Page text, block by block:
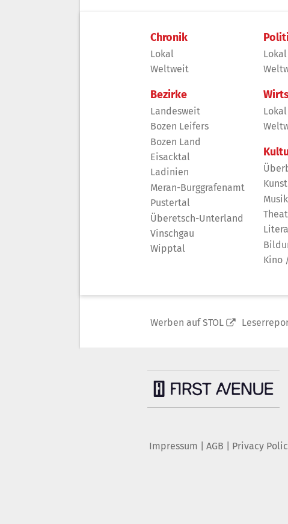
Chronik
Lokal
Weltweit
Bezirke
Landesweit
Bozen Leifers
Bozen Land
Eisacktal
Ladinien
Meran-Burggrafenamt
Pustertal
Überetsch-Unterland
Vinschgau
Wipptal
Lokal
Lokal
Kunst
Musik
Kino
Werben auf STOL
Impressum AGB Privacy